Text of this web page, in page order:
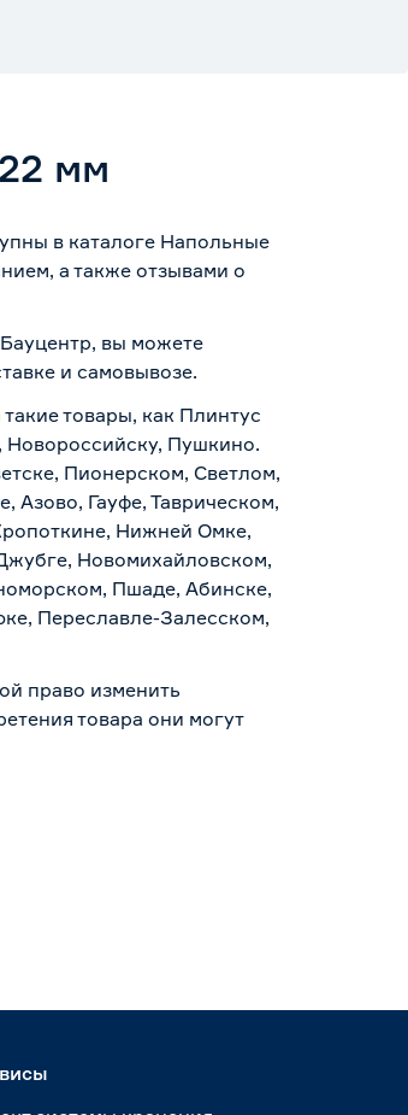
мм
в каталоге Напольные
а также отзывами о
вы можете
и самовывозе.
товары, как Плинтус
Новороссийску, Пушкино.
Пионерском, Светлом,
Азово, Гауфе, Таврическом,
Нижней Омке,
Новомихайловском,
Пшаде, Абинске,
Переславле-Залесском,
право изменить
товара они могут